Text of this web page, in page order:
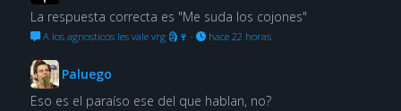
La respuesta correcta es "Me suda los cojones"
A los agnosticos les vale vrg 🗿🍷 · hace 22 horas
Paluego
Eso es el paraíso ese del que hablan, no?